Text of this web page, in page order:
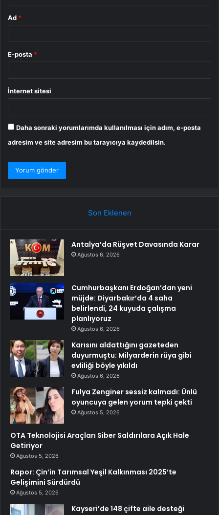
Ad *
E-posta *
İnternet sitesi
Daha sonraki yorumlarımda kullanılması için adım, e-posta
adresim ve site adresim bu tarayıcıya kaydedilsin.
Son Eklenen
Antalya’da Rüşvet Davasında Karar
Ağustos 6, 2026
Cumhurbaşkanı Erdoğan’dan yeni
müjde: Diyarbakır’da 4 saha
belirlendi, 24 kuyuda çalışma
planlıyoruz
Ağustos 6, 2026
Karısını aldattığını gazeteden
duyurmuştu: Milyarderin rüya gibi
evliliği böyle yıkıldı
Ağustos 6, 2026
Fulya Zenginer sessiz kalmadı: Ünlü
oyuncuya gelen yorum tepki çekti
Ağustos 5, 2026
OTA Teknolojisi Araçları Siber Saldırılara Açık Hale
Getiriyor
Ağustos 5, 2026
Rapor: Çin’in Tarımsal Yeşil Kalkınması 2025’te
Gelişimini Sürdürdü
Ağustos 5, 2026
Kayseri’de 148 çifte aile desteği